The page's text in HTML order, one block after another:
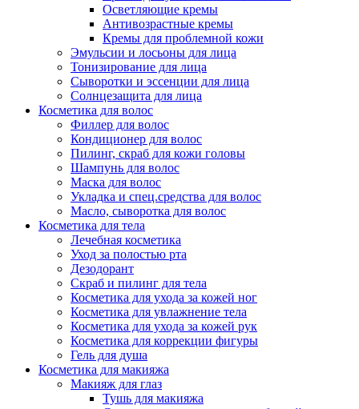
Осветляющие кремы
Антивозрастные кремы
Кремы для проблемной кожи
Эмульсии и лосьоны для лица
Тонизирование для лица
Сыворотки и эссенции для лица
Солнцезащита для лица
Косметика для волос
Филлер для волос
Кондиционер для волос
Пилинг, скраб для кожи головы
Шампунь для волос
Маска для волос
Укладка и спец.средства для волос
Масло, сыворотка для волос
Косметика для тела
Лечебная косметика
Уход за полостью рта
Дезодорант
Скраб и пилинг для тела
Косметика для ухода за кожей ног
Косметика для увлажнение тела
Косметика для ухода за кожей рук
Косметика для коррекции фигуры
Гель для душа
Косметика для макияжа
Макияж для глаз
Тушь для макияжа